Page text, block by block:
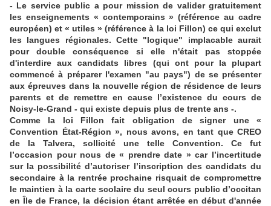
- Le service public a pour mission de valider gratuitement
les enseignements « contemporains » (référence au cadre
européen) et « utiles » (référence à la loi Fillon) ce qui exclut
les langues régionales. Cette "logique" implacable aurait
pour double conséquence si elle n'était pas stoppée
d'interdire aux candidats libres (qui ont pour la plupart
commencé à préparer l'examen "au pays") de se présenter
aux épreuves dans la nouvelle région de résidence de leurs
parents et de remettre en cause l’existence du cours de
Noisy-le-Grand - qui existe depuis plus de trente ans -.
Comme la loi Fillon fait obligation de signer une «
Convention État-Région », nous avons, en tant que CREO
de la Talvera, sollicité une telle Convention. Ce fut
l’occasion pour nous de « prendre date » car l’incertitude
sur la possibilité d’autoriser l’inscription des candidats du
secondaire à la rentrée prochaine risquait de compromettre
le maintien à la carte scolaire du seul cours public d’occitan
en Île de France, la décision étant arrêtée en début d'année